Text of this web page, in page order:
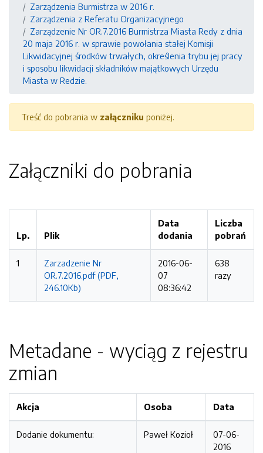
Zarządzenia Burmistrza w 2016 r.
Zarządzenia z Referatu Organizacyjnego
Zarządzenie Nr OR.7.2016 Burmistrza Miasta Redy z dnia
20 maja 2016 r. w sprawie powołania stałej Komisji
Likwidacyjnej środków trwałych, określenia trybu jej pracy
i sposobu likwidacji składników majątkowych Urzędu
Miasta w Redzie.
Treść do pobrania w załączniku poniżej.
Załączniki do pobrania
Lp. Plik
Data
dodania
Liczba
pobrań
1
Zarzadzenie Nr
OR.7.2016.pdf (PDF,
246.10Kb)
2016-06-
07
08:36:42
638
razy
Metadane - wyciąg z rejestru
zmian
Akcja Osoba Data
Dodanie dokumentu: Paweł Kozioł
07-06-
2016